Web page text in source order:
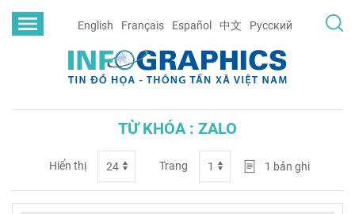
English Français Español 中文 Русский
TỪ KHÓA : ZALO
Hiển thị Trang 1 bản ghi